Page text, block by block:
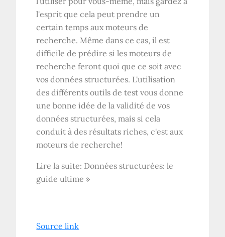
l'esprit que cela peut prendre un
certain temps aux moteurs de
recherche. Même dans ce cas, il est
difficile de prédire si les moteurs de
recherche feront quoi que ce soit avec
vos données structurées. L'utilisation
des différents outils de test vous donne
une bonne idée de la validité de vos
données structurées, mais si cela
conduit à des résultats riches, c'est aux
moteurs de recherche!
Lire la suite: Données structurées: le
guide ultime »
Source link